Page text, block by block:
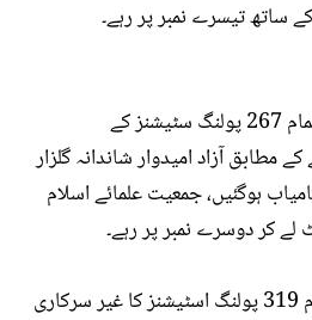
این اے 30 پشاور 3 میں تمام 267 پولنگ سٹیشنز کے
مطابق آزاد امیدوار شاندانہ گلزار
کر کامیاب ہوگئیں، جمعیت علمائے اسلام
این اے 33 نوشہرہ کے تمام 319 پولنگ اسٹیشنز کا غیر سرکاری